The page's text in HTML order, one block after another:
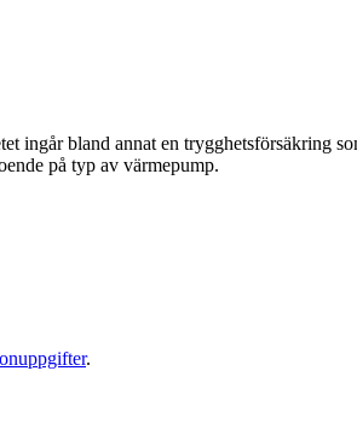
bland annat en trygghetsförsäkring
på typ av värmepump.
.